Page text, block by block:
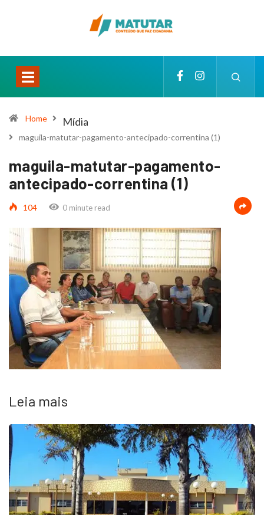
Home Mídia
maguila-matutar-pagamento-antecipado-correntina (1)
maguila-matutar-pagamento-
antecipado-correntina (1)
104 0 minute read
Leia mais